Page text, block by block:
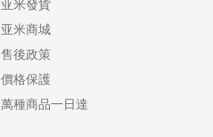
亚米發貨
亚米商城
售後政策
價格保護
萬種商品一日達